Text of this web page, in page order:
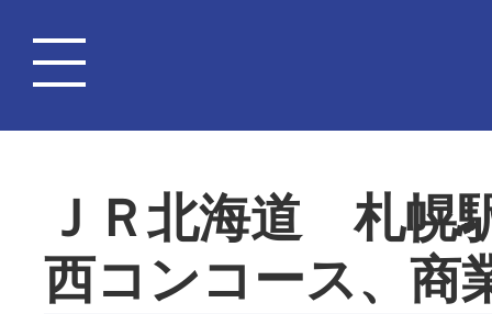
ＪＲ北海道 札幌
西コンコース、商